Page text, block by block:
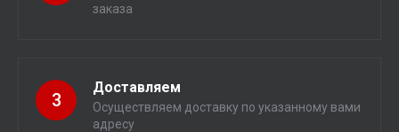
заказа
3
Доставляем
Осуществляем доставку по указанному вами
адресу